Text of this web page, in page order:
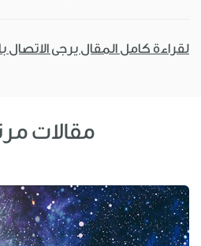
لقراءة كامل المقال يرجى
مقالات